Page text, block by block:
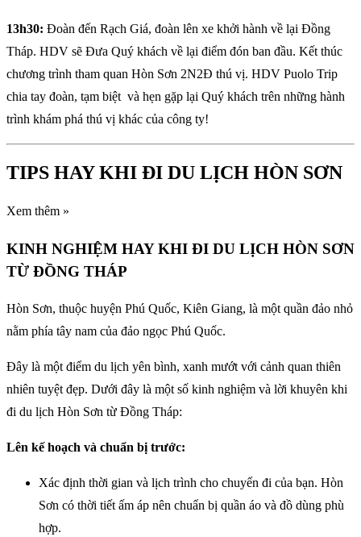
13h30: Đoàn đến Rạch Giá, đoàn lên xe khởi hành về lại Đồng
Tháp. HDV sẽ Đưa Quý khách về lại điểm đón ban đầu. Kết thúc
chương trình tham quan Hòn Sơn 2N2Đ thú vị. HDV Puolo Trip
chia tay đoàn, tạm biệt và hẹn gặp lại Quý khách trên những hành
trình khám phá thú vị khác của công ty!
TIPS HAY KHI ĐI DU LỊCH HÒN SƠN
Xem thêm »
KINH NGHIỆM HAY KHI ĐI DU LỊCH HÒN SƠN
TỪ ĐỒNG THÁP
Hòn Sơn, thuộc huyện Phú Quốc, Kiên Giang, là một quần đảo nhỏ
nằm phía tây nam của đảo ngọc Phú Quốc.
Đây là một điểm du lịch yên bình, xanh mướt với cảnh quan thiên
nhiên tuyệt đẹp. Dưới đây là một số kinh nghiệm và lời khuyên khi
đi du lịch Hòn Sơn từ Đồng Tháp:
Lên kế hoạch và chuẩn bị trước:
Xác định thời gian và lịch trình cho chuyến đi của bạn. Hòn
Sơn có thời tiết ấm áp nên chuẩn bị quần áo và đồ dùng phù
hợp.